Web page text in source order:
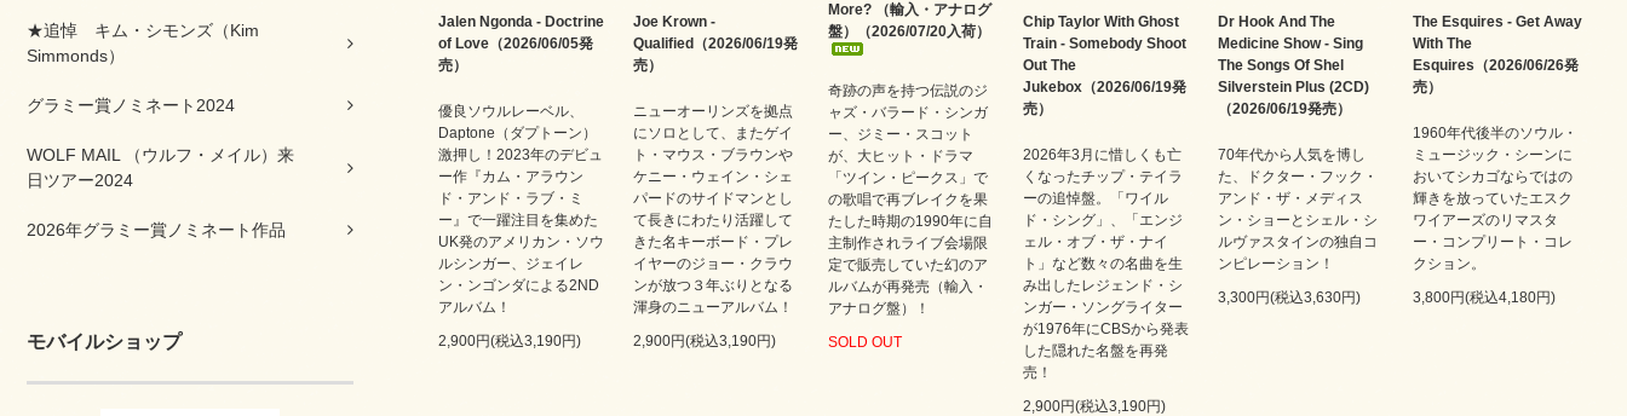
★追悼 キム・シモンズ（Kim
Simmonds）
グラミー賞ノミネート2024
WOLF MAIL （ウルフ・メイル）来
日ツアー2024
2026年グラミー賞ノミネート作品
モバイルショップ
Jalen Ngonda - Doctrine
of Love（2026/06/05発
売）
優良ソウルレーベル、
Daptone（ダプトーン）
激押し！2023年のデビュ
ー作『カム・アラウン
ド・アンド・ラブ・ミ
ー』で一躍注目を集めた
UK発のアメリカン・ソウ
ルシンガー、ジェイレ
ン・ンゴンダによる2ND
アルバム！
2,900円(税込3,190円)
Joe Krown -
Qualified（2026/06/19発
売）
ニューオーリンズを拠点
にソロとして、またゲイ
ト・マウス・ブラウンや
ケニー・ウェイン・シェ
パードのサイドマンとし
て長きにわたり活躍して
きた名キーボード・プレ
イヤーのジョー・クラウ
ンが放つ３年ぶりとなる
渾身のニューアルバム！
2,900円(税込3,190円)
More? （輸入・アナログ
盤）（2026/07/20入荷）
奇跡の声を持つ伝説のジ
ャズ・バラード・シンガ
ー、ジミー・スコット
が、大ヒット・ドラマ
「ツイン・ピークス」で
の歌唱で再ブレイクを果
たした時期の1990年に自
主制作されライブ会場限
定で販売していた幻のア
ルバムが再発売（輸入・
アナログ盤）！
SOLD OUT
Chip Taylor With Ghost
Train - Somebody Shoot
Out The
Jukebox（2026/06/19発
売）
2026年3月に惜しくも亡
くなったチップ・テイラ
ーの追悼盤。「ワイル
ド・シング」、「エンジ
ェル・オブ・ザ・ナイ
ト」など数々の名曲を生
み出したレジェンド・シ
ンガー・ソングライター
が1976年にCBSから発表
した隠れた名盤を再発
売！
2,900円(税込3,190円)
Dr Hook And The
Medicine Show - Sing
The Songs Of Shel
Silverstein Plus (2CD)
（2026/06/19発売）
70年代から人気を博し
た、ドクター・フック・
アンド・ザ・メディス
ン・ショーとシェル・シ
ルヴァスタインの独自コ
ンピレーション！
3,300円(税込3,630円)
The Esquires - Get Away
With The
Esquires（2026/06/26発
売）
1960年代後半のソウル・
ミュージック・シーンに
おいてシカゴならではの
輝きを放っていたエスク
ワイアーズのリマスタ
ー・コンプリート・コレ
クション。
3,800円(税込4,180円)